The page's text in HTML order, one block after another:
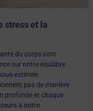
stress et la
du corps sont
sur notre équilibre
estimée.
pas de manière
profonde et chaque
à notre